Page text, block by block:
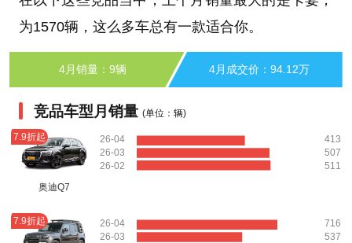
为1570辆，这么多车总有一款适合你。
4月销量：9辆 4月成交价：94.12万
竞品车型月销量 (单位：辆)
7.9折起
奥迪Q7
26-04
26-03
26-02
413
507
511
7.9折起
26-04
26-03
716
537